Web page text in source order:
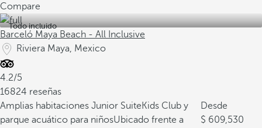
Compare
Todo incluido
Barceló Maya Beach - All Inclusive
Riviera Maya, Mexico
4.2/5
16824 reseñas
Amplias habitaciones Junior SuiteKids Club y
parque acuático para niñosUbicado frente a
Desde
609,530